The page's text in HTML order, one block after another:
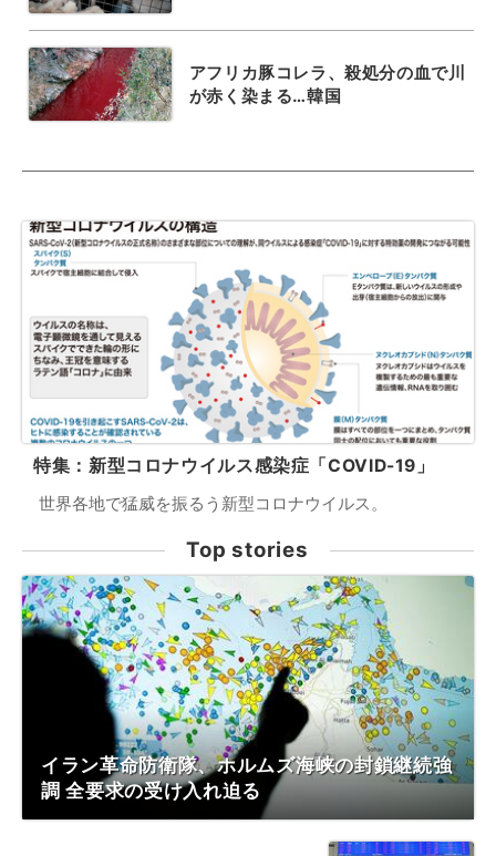
アフリカ豚コレラ、殺処分の血で川
が赤く染まる…韓国
特集：新型コロナウイルス感染症「COVID-19」
世界各地で猛威を振るう新型コロナウイルス。
Top stories
イラン革命防衛隊、ホルムズ海峡の封鎖継続強
調 全要求の受け入れ迫る